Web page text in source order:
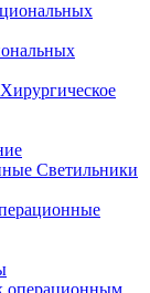
Хирургическое
Светильники